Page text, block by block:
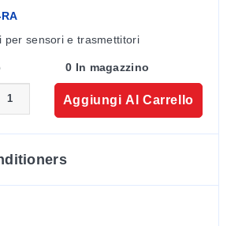
per sensori e trasmettitori
0 In magazzino
Aggiungi Al Carrello